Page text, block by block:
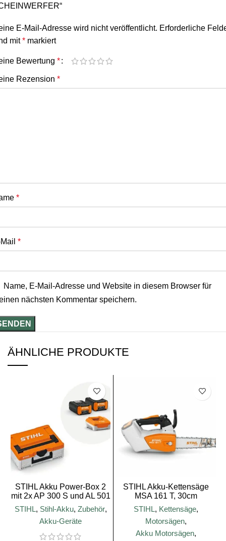
E-Mail-Adresse wird nicht veröffentlicht. Erforderliche
mit* markiert
Bewertung *
Rezension *
*
*
Name, E-Mail-Adresse und Website in diesem Browser für
nächsten Kommentar speichern.
ÄHNLICHE PRODUKTE
STIHL Akku Power-Box 2
mit 2x AP 300 S und AL 501
STIHL, Stihl-Akku, Zubehör,
Akku-Geräte
STIHL Akku-Kettensäge
MSA 161 T, 30cm
Schnittlänge
STIHL, Kettensäge,
Motorsägen,
Akku Motorsägen,